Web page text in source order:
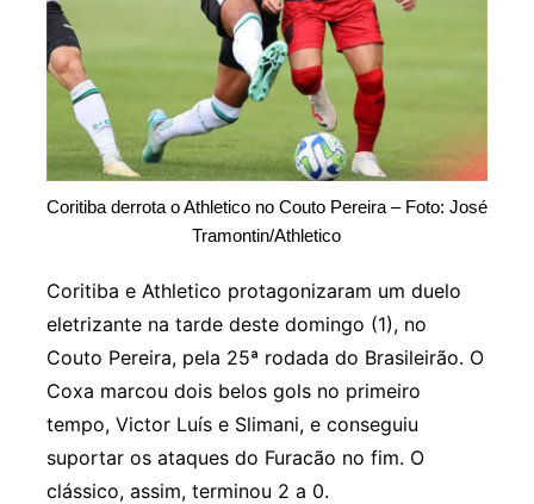
Coritiba derrota o Athletico no Couto Pereira – Foto: José
Tramontin/Athletico
Coritiba e Athletico protagonizaram um duelo
eletrizante na tarde deste domingo (1), no
Couto Pereira, pela 25ª rodada do Brasileirão. O
Coxa marcou dois belos gols no primeiro
tempo, Victor Luís e Slimani, e conseguiu
suportar os ataques do Furacão no fim. O
clássico, assim, terminou 2 a 0.